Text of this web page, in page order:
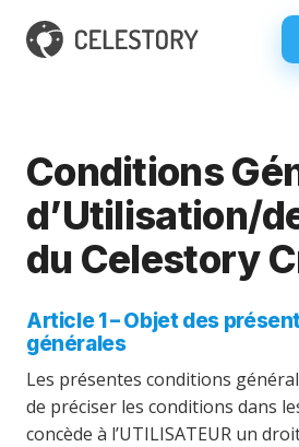
Conditions
d’Utilisation/
du Celestory
Article 1 – Objet des
générales
Les présentes conditions
de préciser les conditions dans
concède à l’UTILISATEUR un